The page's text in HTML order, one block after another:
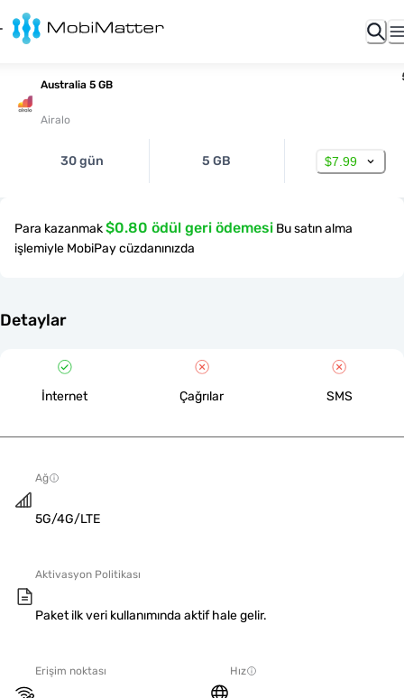
Australia 5 GB
Airalo
30 gün 5 GB $7.99
Para kazanmak$0.80 ödül geri ödemesi Bu satın alma
işlemiyle MobiPay cüzdanınızda
Detaylar
İnternet Çağrılar SMS
Ağ
5G/4G/LTE
Aktivasyon Politikası
Paket ilk veri kullanımında aktif hale gelir.
Erişim noktası Hız